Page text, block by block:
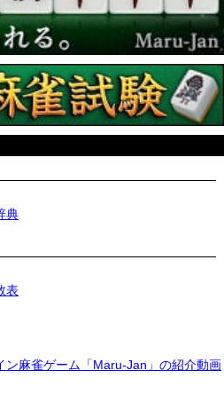
典
表
ン麻雀ゲーム「Maru-Jan」の紹介動画